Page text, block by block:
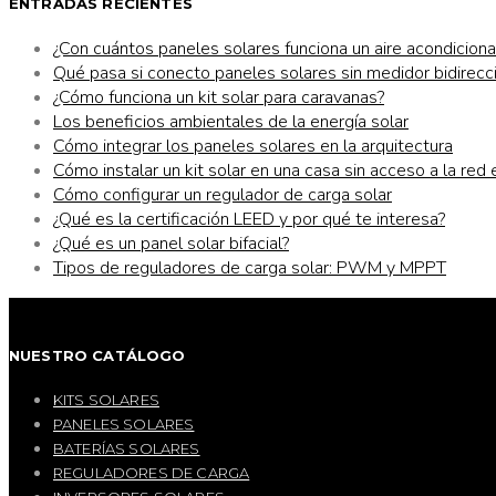
¿Con cuántos paneles solares funciona un aire
Qué pasa si conecto paneles solares sin medidor
¿Cómo funciona un kit solar para caravanas?
Los beneficios ambientales de la energía solar
Cómo integrar los paneles solares en la arquitectura
Cómo instalar un kit solar en una casa sin acceso a la red
Cómo configurar un regulador de carga solar
¿Qué es la certificación LEED y por qué te interesa?
¿Qué es un panel solar bifacial?
Tipos de reguladores de carga solar: PWM y MPPT
NUESTRO CATÁLOGO
KITS SOLARES
PANELES SOLARES
BATERÍAS SOLARES
REGULADORES DE CARGA